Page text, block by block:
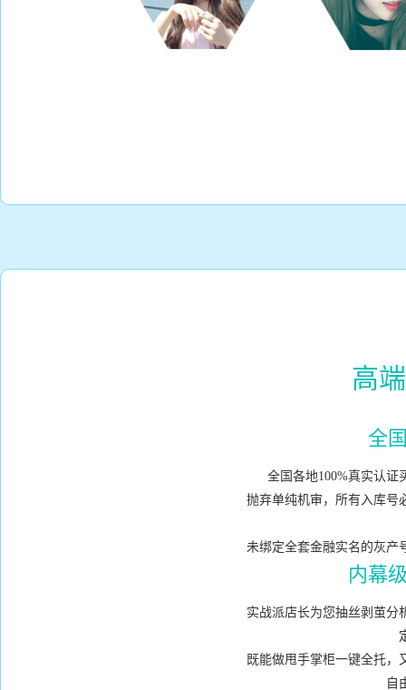
高
全
全国各地100%真实认证
抛弃单纯机审，所有入库号
未绑定全套金融实名的灰产
内幕
实战派店长为您抽丝剥茧分
既能做甩手掌柜一键全托，
自